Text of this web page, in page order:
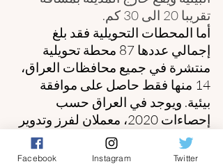
تقريبا 20 الى 30 كم.
أما المحطات التحويلية فقد بلغ
إجمالي عددها 87 محطة تحويلية
منتشرة في جميع محافظات العراق،
14 منها فقط حاصل على موافقة
بيئية. ويوجد في العراق حسب
إحصاءات 2020، معملان لفرز وتدوير
النفايات، حيث تشير البيانات الى
تدوير 11495 طن من النفايات Facebook Instagram Twitter